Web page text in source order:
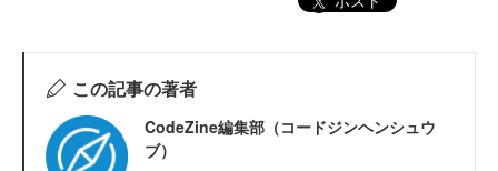
この記事の著者
CodeZine編集部（コードジンヘンシュウ
ブ）